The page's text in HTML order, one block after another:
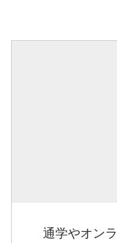
通学やオン